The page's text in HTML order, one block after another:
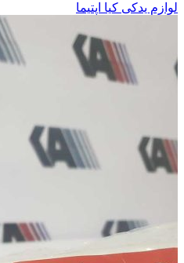
لوازم یدکی کیا اپتیما